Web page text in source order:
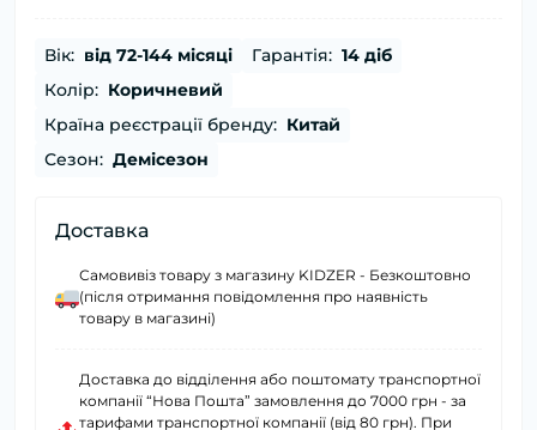
Вік: від 72-144 місяці Гарантія: 14 діб
Колір: Коричневий
Країна реєстрації бренду: Китай
Сезон: Демісезон
Доставка
Самовивіз товару з магазину KIDZER - Безкоштовно
(після отримання повідомлення про наявність
товару в магазині)
Доставка до відділення або поштомату транспортної
компанії “Нова Пошта” замовлення до 7000 грн - за
тарифами транспортної компанії (від 80 грн). При